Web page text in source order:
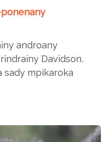
androany
Davidson.
sady mpikaroka